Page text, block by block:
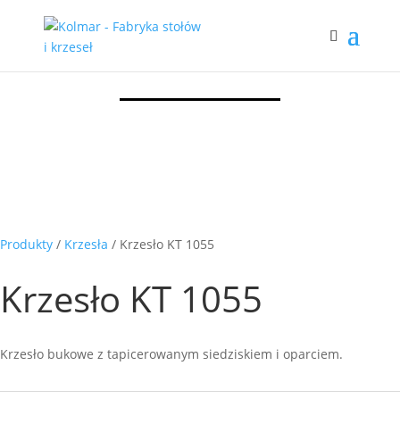
Produkty / Krzesła / Krzesło KT 1055
Krzesło KT 1055
Krzesło bukowe z tapicerowanym siedziskiem i oparciem.